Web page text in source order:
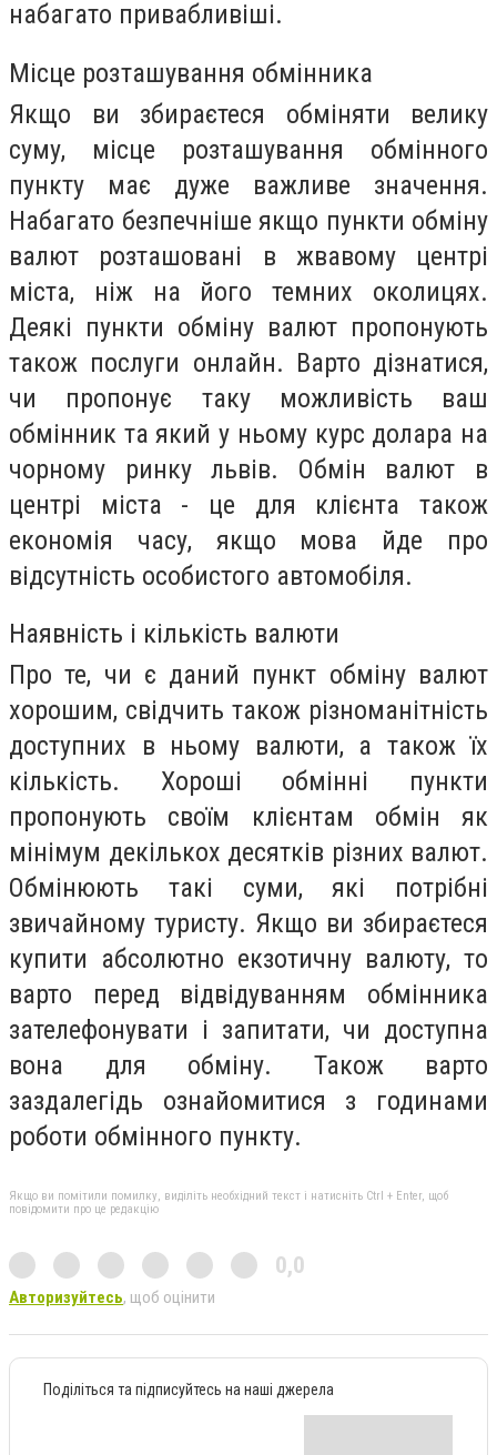
набагато привабливіші.
Місце розташування обмінника
Якщо ви збираєтеся обміняти велику
суму, місце розташування обмінного
пункту має дуже важливе значення.
Набагато безпечніше якщо пункти обміну
валют розташовані в жвавому центрі
міста, ніж на його темних околицях.
Деякі пункти обміну валют пропонують
також послуги онлайн. Варто дізнатися,
чи пропонує таку можливість ваш
обмінник та який у ньому курс долара на
чорному ринку львів. Обмін валют в
центрі міста - це для клієнта також
економія часу, якщо мова йде про
відсутність особистого автомобіля.
Наявність і кількість валюти
Про те, чи є даний пункт обміну валют
хорошим, свідчить також різноманітність
доступних в ньому валюти, а також їх
кількість. Хороші обмінні пункти
пропонують своїм клієнтам обмін як
мінімум декількох десятків різних валют.
Обмінюють такі суми, які потрібні
звичайному туристу. Якщо ви збираєтеся
купити абсолютно екзотичну валюту, то
варто перед відвідуванням обмінника
зателефонувати і запитати, чи доступна
вона для обміну. Також варто
заздалегідь ознайомитися з годинами
роботи обмінного пункту.
Якщо ви помітили помилку, виділіть необхідний текст і натисніть Ctrl + Enter, щоб
повідомити про це редакцію
0,0
Авторизуйтесь, щоб оцінити
Поділіться та підписуйтесь на наші джерела